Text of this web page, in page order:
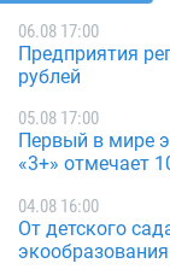
06.08 17:00
Предприятия
рублей
05.08 17:00
Первый в мире
«3+» отмечает
04.08 16:00
От детского